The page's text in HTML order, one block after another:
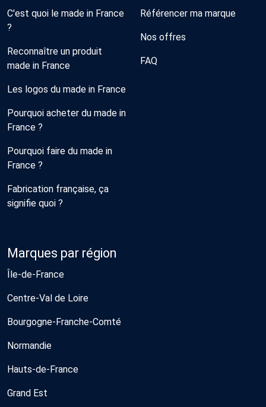
C'est quoi le made in France
?
Reconnaître un produit
made in France
Les logos du made in France
Pourquoi acheter du made in
France ?
Pourquoi faire du made in
France ?
Fabrication française, ça
signifie quoi ?
Référencer ma marque
Nos offres
FAQ
Marques par région
Île-de-France
Centre-Val de Loire
Bourgogne-Franche-Comté
Normandie
Hauts-de-France
Grand Est